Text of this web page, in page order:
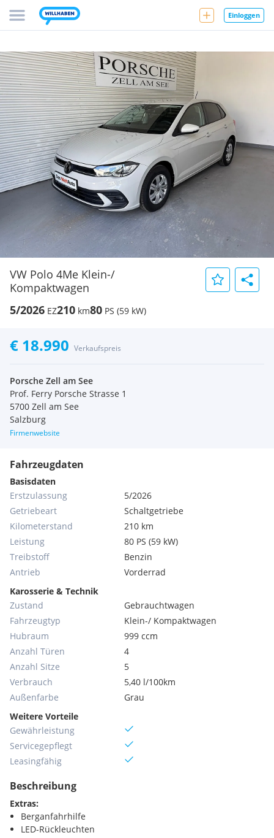
Einloggen
VW Polo 4Me Klein-/
Kompaktwagen
5/2026 EZ210 km80 PS (59 kW)
€ 18.990 Verkaufspreis
Porsche Zell am See
Prof. Ferry Porsche Strasse 1
5700 Zell am See
Salzburg
Firmenwebsite
Fahrzeugdaten
Basisdaten
Erstzulassung
5/2026
Getriebeart
Schaltgetriebe
Kilometerstand
210 km
Leistung
80 PS (59 kW)
Treibstoff
Benzin
Antrieb
Vorderrad
Karosserie & Technik
Zustand
Gebrauchtwagen
Fahrzeugtyp
Klein-/ Kompaktwagen
Hubraum
999 ccm
Anzahl Türen
4
Anzahl Sitze
5
Verbrauch
5,40 l/100km
Außenfarbe
Grau
Weitere Vorteile
Gewährleistung
Servicegepflegt
Leasingfähig
Beschreibung
Extras:
Berganfahrhilfe
LED-Rückleuchten